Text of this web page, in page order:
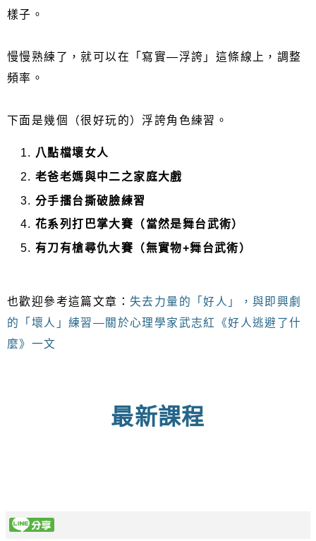
樣子。
慢慢熟練了，就可以在「寫實—浮誇」這條線上，調整
頻率。
下面是幾個（很好玩的）浮誇角色練習。
八點檔壞女人
老爸老媽與中二之家庭大戲
分手擂台撕破臉練習
花系列打巴掌大賽（當然是舞台武術）
有刀有槍尋仇大賽（無實物+舞台武術）
也歡迎參考這篇文章： 失去力量的「好人」，與即興劇
的「壞人」練習—關於心理學家武志紅《好人逃避了什
麼》一文
最新課程